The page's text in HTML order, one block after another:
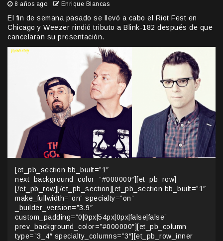
8 años ago Enrique Blancas
El fin de semana pasado se llevó a cabo el Riot Fest en
Chicago y Weezer rindió tributo a Blink-182 después de que
cancelaran su presentación.
[et_pb_section bb_built=”1″
next_background_color=”#000000″][et_pb_row]
[/et_pb_row][/et_pb_section][et_pb_section bb_built=”1″
make_fullwidth=”on” specialty=”on”
_builder_version=”3.9″
custom_padding=”0|0px|54px|0px|false|false”
prev_background_color=”#000000″][et_pb_column
type=”3_4″ specialty_columns=”3″][et_pb_row_inner